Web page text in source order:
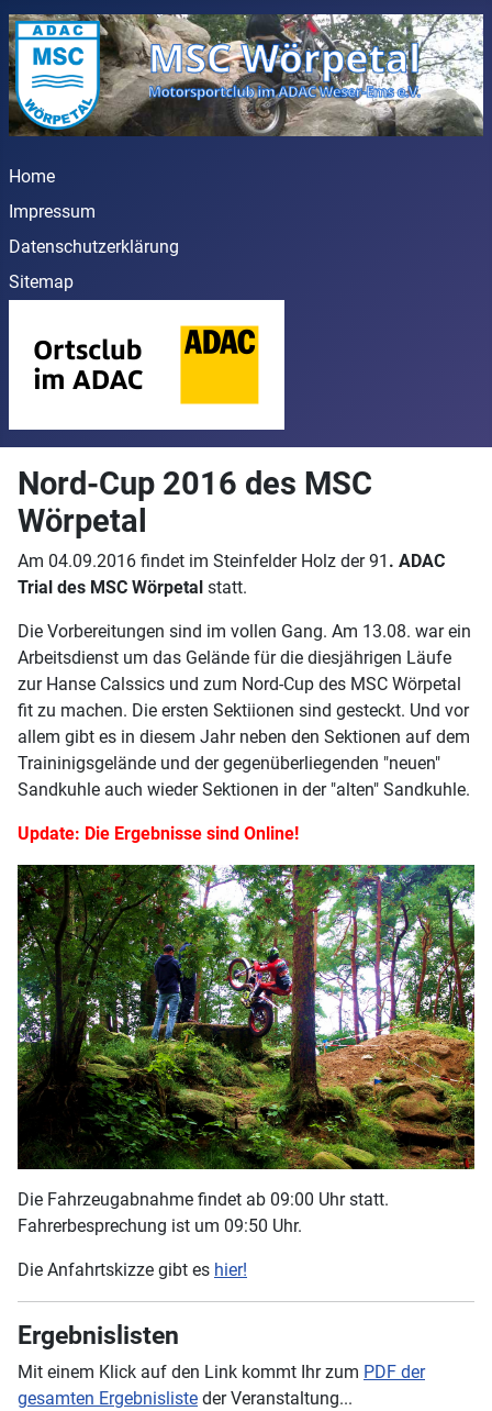
Home
Impressum
Datenschutzerklärung
Sitemap
Nord-Cup 2016 des MSC
Wörpetal
Am 04.09.2016 findet im Steinfelder Holz der 91 . ADAC
Trial des MSC Wörpetal statt.
Die Vorbereitungen sind im vollen Gang. Am 13.08. war ein
Arbeitsdienst um das Gelände für die diesjährigen Läufe
zur Hanse Calssics und zum Nord-Cup des MSC Wörpetal
fit zu machen. Die ersten Sektiionen sind gesteckt. Und vor
allem gibt es in diesem Jahr neben den Sektionen auf dem
Traininigsgelände und der gegenüberliegenden "neuen"
Sandkuhle auch wieder Sektionen in der "alten" Sandkuhle.
Update: Die Ergebnisse sind Online!
Die Fahrzeugabnahme findet ab 09:00 Uhr statt.
Fahrerbesprechung ist um 09:50 Uhr.
Die Anfahrtskizze gibt es hier!
Ergebnislisten
Mit einem Klick auf den Link kommt Ihr zum PDF der
gesamten Ergebnisliste der Veranstaltung...